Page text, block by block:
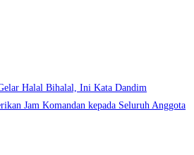
Halal Bihalal, Ini Kata Dandim
Jam Komandan kepada Seluruh Anggota